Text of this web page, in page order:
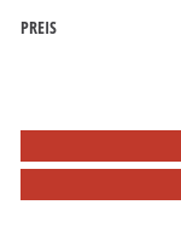
PREIS